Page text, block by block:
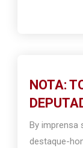
NOTA:
Byimprensa
destaque-